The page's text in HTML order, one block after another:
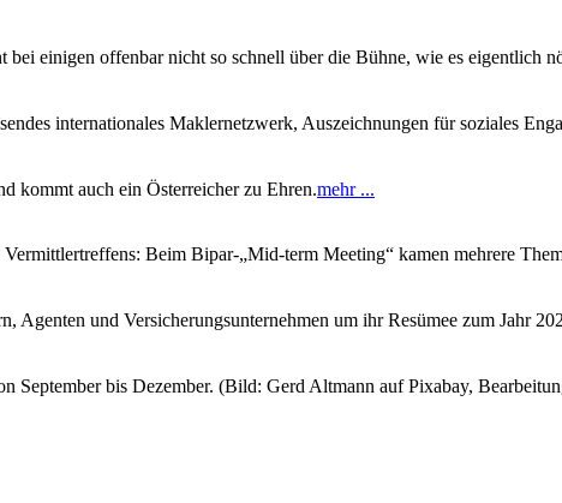
einigen offenbar nicht so schnell über die Bühne, wie es eigentlich
internationales Maklernetzwerk, Auszeichnungen für soziales
kommt auch ein Österreicher zu Ehren.mehr ...
Beim Bipar-„Mid-term Meeting“ kamen mehrere
Agenten und Versicherungsunternehmen um ihr Resümee zum Jahr
September bis Dezember. (Bild: Gerd Altmann auf Pixabay,